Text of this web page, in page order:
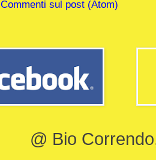
Commenti sul post (Atom)
@ Bio